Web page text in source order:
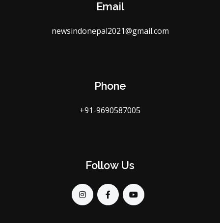
Email
newsindonepal2021@gmail.com
Phone
+91-9690587005
Follow Us